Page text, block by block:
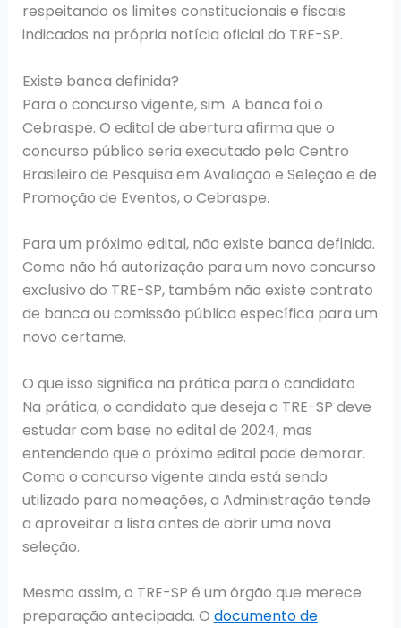
respeitando os limites constitucionais e fiscais
indicados na própria notícia oficial do TRE-SP.
Existe banca definida?
Para o concurso vigente, sim. A banca foi o
Cebraspe. O edital de abertura afirma que o
concurso público seria executado pelo Centro
Brasileiro de Pesquisa em Avaliação e Seleção e de
Promoção de Eventos, o Cebraspe.
Para um próximo edital, não existe banca definida.
Como não há autorização para um novo concurso
exclusivo do TRE-SP, também não existe contrato
de banca ou comissão pública específica para um
novo certame.
O que isso significa na prática para o candidato
Na prática, o candidato que deseja o TRE-SP deve
estudar com base no edital de 2024, mas
entendendo que o próximo edital pode demorar.
Como o concurso vigente ainda está sendo
utilizado para nomeações, a Administração tende
a aproveitar a lista antes de abrir uma nova
seleção.
Mesmo assim, o TRE-SP é um órgão que merece
preparação antecipada. O documento de